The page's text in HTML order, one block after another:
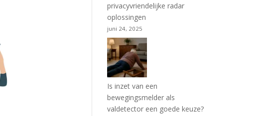
privacyvriendelijke radar
oplossingen
juni 24, 2025
Is inzet van een
bewegingsmelder als
valdetector een goede keuze?